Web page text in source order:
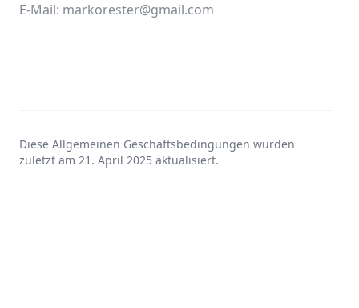
E-Mail: markorester@gmail.com
Diese Allgemeinen Geschäftsbedingungen wurden
zuletzt am 21. April 2025 aktualisiert.